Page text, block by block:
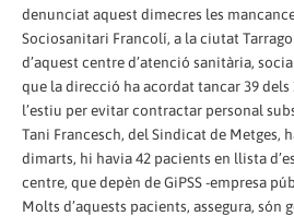
denunciat aquest dimecres les
Sociosanitari Francolí, a la ciutat
d’aquest centre d’atenció sanitària,
que la direcció ha acordat tancar 39
l’estiu per evitar contractar personal
Tani Francesch, del Sindicat de Metges,
dimarts, hi havia 42 pacients en llista
centre, que depèn de GiPSS -empresa
Molts d’aquests pacients, assegura, són